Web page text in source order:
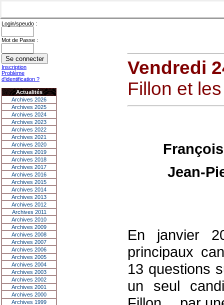
Login/speudo :
Mot de Passe :
Inscription
Problème
d'identification ?
Actualités
Archives 2026
Archives 2025
Archives 2024
Archives 2023
Archives 2022
Archives 2021
Archives 2020
Archives 2019
Archives 2018
Archives 2017
Archives 2016
Archives 2015
Archives 2014
Archives 2013
Archives 2012
Archives 2011
Archives 2010
Archives 2009
Archives 2008
Archives 2007
Archives 2006
Archives 2005
Archives 2004
Archives 2003
Archives 2002
Archives 2001
Archives 2000
Archives 1999
Vendredi
Fillon et
Jean-
En janvier
principaux
13 questions
un seul